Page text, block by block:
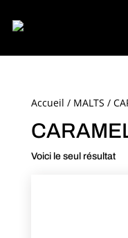
Accueil / MALTS /
Voici le seul résultat